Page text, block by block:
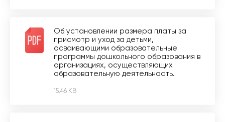
Об установлении размера платы за
присмотр и уход за детьми,
осваивающими образовательные
программы дошкольного образования в
организациях, осуществляющих
образовательную деятельность.
15.46 KB